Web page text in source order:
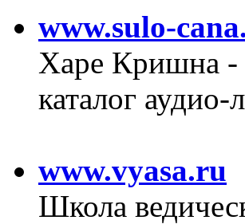
www.sulo-
Харе Кришна -
каталог аудио-
www.vyasa.ru
Школа